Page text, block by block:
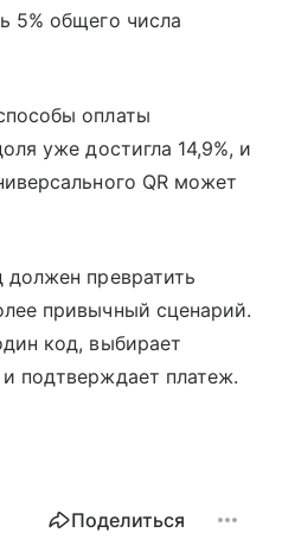
5% общего числа
оплаты
уже достигла 14,9%, и
QR может
превратить
привычный сценарий.
код, выбирает
подтверждает платеж.
Поделиться